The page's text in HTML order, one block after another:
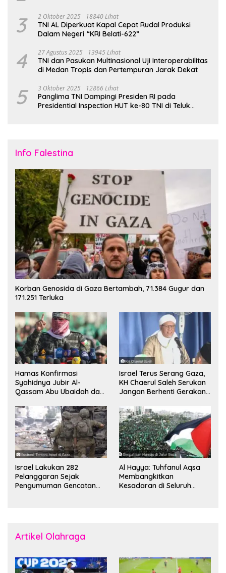
3 2 Oktober 2025 18840 Lihat
TNI AL Diperkuat Kapal Cepat Rudal Produksi
Dalam Negeri “KRI Belati-622”
4 27 Agustus 2025 13945 Lihat
TNI dan Pasukan Multinasional Uji Interoperabilitas
di Medan Tropis dan Pertempuran Jarak Dekat
5 3 Oktober 2025 12866 Lihat
Panglima TNI Dampingi Presiden RI pada
Presidential Inspection HUT ke-80 TNI di Teluk
Info Falestina
Korban Genosida di Gaza Bertambah, 71.384 Gugur dan
171.251 Terluka
Hamas Konfirmasi
Syahidnya Jubir Al-
Qassam Abu Ubaidah dan
Sinwar
Israel Terus Serang Gaza,
KH Chaerul Saleh Serukan
Jangan Berhenti Gerakan
Israel Lakukan 282
Pelanggaran Sejak
Pengumuman Gencatan
Al Hayya: Tuhfanul Aqsa
Membangkitkan
Kesadaran di Seluruh
Artikel Olahraga